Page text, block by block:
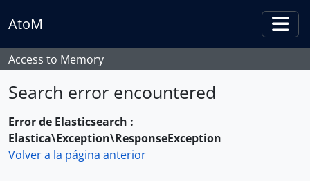
AtoM
Access to Memory
Search error encountered
Error de Elasticsearch :
Elastica\Exception\ResponseException
Volver a la página anterior